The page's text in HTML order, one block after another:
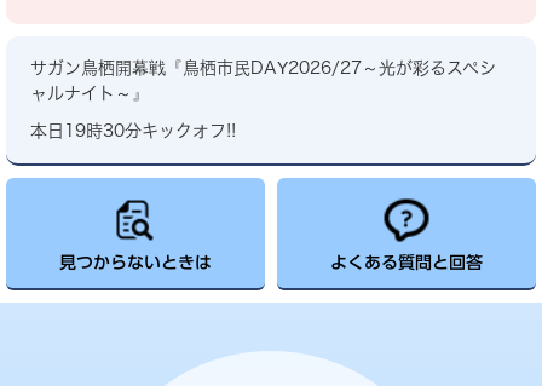
サガン鳥栖開幕戦『鳥栖市民DAY2026/27～光が彩るスペシ
ャルナイト～』
本日19時30分キックオフ!!
見つからないときは よくある質問と回答